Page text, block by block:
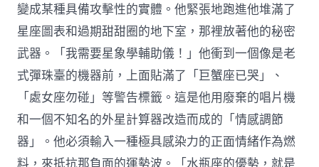
變成某種具備攻擊性的實體。他緊張地跑進他堆滿了
星座圖表和過期甜甜圈的地下室，那裡放著他的秘密
武器。「我需要星象學輔助儀！」他衝到一個像是老
式彈珠臺的機器前，上面貼滿了「巨蟹座已哭」、
「處女座勿碰」等警告標籤。這是他用廢棄的唱片機
和一個不知名的外星計算器改造而成的「情感調節
器」。他必須輸入一種極具感染力的正面情緒作為燃
料，來抵抗那負面的運勢波。「水瓶座的優勢，就是